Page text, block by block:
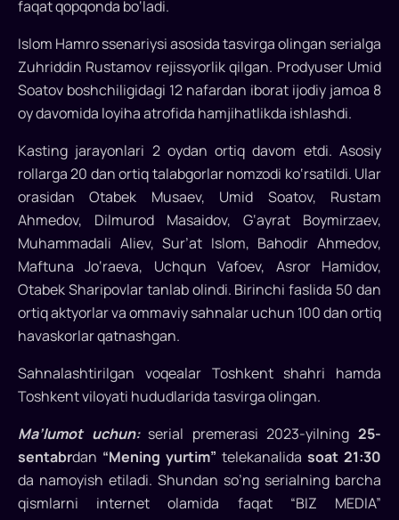
qismning
xronometraji
daqiqani
o‘z
ichiga
oladi..
faqat qopqonda bo‘ladi.
Islom Hamro ssenariysi asosida tasvirga olingan serialga
Zuhriddin Rustamov rejissyorlik qilgan. Prodyuser Umid
Soatov boshchiligidagi 12 nafardan iborat ijodiy jamoa 8
oy davomida loyiha atrofida hamjihatlikda ishlashdi.
Kasting jarayonlari 2 oydan ortiq davom etdi. Asosiy
rollarga 20 dan ortiq talabgorlar nomzodi ko‘rsatildi. Ular
orasidan Otabek Musaev, Umid Soatov, Rustam
Ahmedov, Dilmurod Masaidov, G‘ayrat Boymirzaev,
Muhammadali Aliev, Sur’at Islom, Bahodir Ahmedov,
Maftuna Jo‘raeva, Uchqun Vafoev, Asror Hamidov,
Otabek Sharipovlar tanlab olindi. Birinchi faslida 50 dan
ortiq aktyorlar va ommaviy sahnalar uchun 100 dan ortiq
havaskorlar qatnashgan.
Sahnalashtirilgan voqealar Toshkent shahri hamda
Toshkent viloyati hududlarida tasvirga olingan.
Ma’lumot uchun:serial premerasi 2023-yilning25-
sentabrdan “Mening yurtim” telekanalida soat 21:30
da namoyish etiladi. Shundan so’ng serialning barcha
qismlarni internet olamida faqat “BIZ MEDIA”